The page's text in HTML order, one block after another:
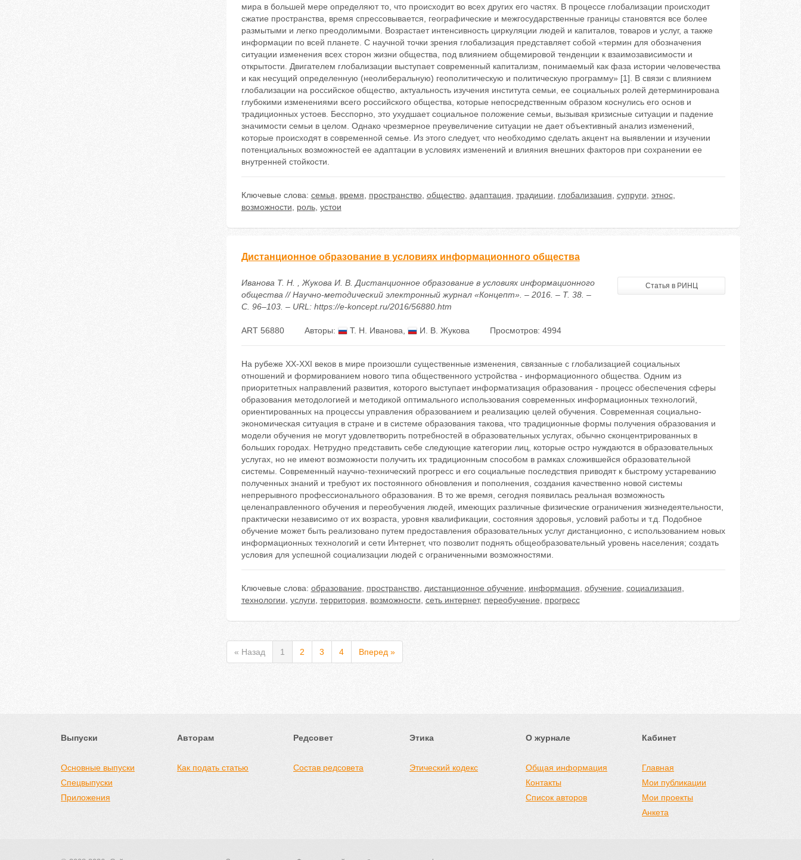
мира в большей мере определяют то, что происходит во всех других его частях. В процессе глобализации происходит
сжатие пространства, время спрессовывается, географические и межгосударственные границы становятся все более
размытыми и легко преодолимыми. Возрастает интенсивность циркуляции людей и капиталов, товаров и услуг, а также
информации по всей планете. С научной точки зрения глобализация представляет собой «термин для обозначения
ситуации изменения всех сторон жизни общества, под влиянием общемировой тенденции к взаимозависимости и
открытости. Двигателем глобализации выступает современный капитализм, понимаемый как фаза истории человечества
и как несущий определенную (неолиберальную) геополитическую и политическую программу» [1]. В связи с влиянием
глобализации на российское общество, актуальность изучения института семьи, ее социальных ролей детерминирована
глубокими изменениями всего российского общества, которые непосредственным образом коснулись его основ и
традиционных устоев. Бесспорно, это ухудшает социальное положение семьи, вызывая кризисные ситуации и падение
значимости семьи в целом. Однако чрезмерное преувеличение ситуации не дает объективный анализ изменений,
которые происходят в современной семье. Из этого следует, что необходимо сделать акцент на выявлении и изучении
потенциальных возможностей ее адаптации в условиях изменений и влияния внешних факторов при сохранении ее
внутренней стойкости.
Ключевые слова: семья время пространство, общество, адаптация традиции глобализация супруги этнос,
возможности
роль, устои
Дистанционное образование в условиях информационного общества
Иванова Т. Н. , Жукова И. В. Дистанционное образование в условиях информационного
общества // Научно-методический электронный журнал «Концепт». – 2016. – Т. 38. –
С. 96–103. – URL: https://e-koncept.ru/2016/56880.htm
Статья в РИНЦ
ART 56880 Авторы: Т. Н. Иванова И. В. Жукова Просмотров: 4994
На рубеже XX-XXI веков в мире произошли существенные изменения, связанные с глобализацией социальных
отношений и формированием нового типа общественного устройства - информационного общества. Одним из
приоритетных направлений развития, которого выступает информатизация образования - процесс обеспечения сферы
образования методологией и методикой оптимального использования современных информационных технологий,
ориентированных на процессы управления образованием и реализацию целей обучения. Современная социально-
экономическая ситуация в стране и в системе образования такова, что традиционные формы получения образования и
модели обучения не могут удовлетворить потребностей в образовательных услугах, обычно сконцентрированных в
больших городах. Нетрудно представить себе следующие категории лиц, которые остро нуждаются в образовательных
услугах, но не имеют возможности получить их традиционным способом в рамках сложившейся образовательной
системы. Современный научно-технический прогресс и его социальные последствия приводят к быстрому устареванию
полученных знаний и требуют их постоянного обновления и пополнения, создания качественно новой системы
непрерывного профессионального образования. В то же время, сегодня появилась реальная возможность
целенаправленного обучения и переобучения людей, имеющих различные физические ограничения жизнедеятельности,
практически независимо от их возраста, уровня квалификации, состояния здоровья, условий работы и т.д. Подобное
обучение может быть реализовано путем предоставления образовательных услуг дистанционно, с использованием новых
информационных технологий и сети Интернет, что позволит поднять общеобразовательный уровень населения; создать
условия для успешной социализации людей с ограниченными возможностями.
Ключевые слова: образование пространство, дистанционное обучение информация обучение социализация
технологии услуги территория возможности сеть интернет, переобучение прогресс
« Назад 1 2 3 4 Вперед »
Выпуски
Основные выпуски
Спецвыпуски
Приложения
Авторам
Как подать статью
Редсовет
Состав редсовета
Этика
Этический кодекс
О журнале
Общая информация
Контакты
Список авторов
Кабинет
Главная
Мои публикации
Мои проекты
Анкета